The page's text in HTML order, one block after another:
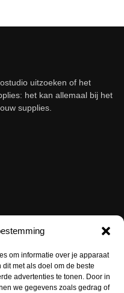
om informatie over je apparaat
met als doel om de beste
advertenties te tonen. Door in
we gegevens zoals gedrag of
uitzoeken of het
het kan allemaal bij het
supplies.